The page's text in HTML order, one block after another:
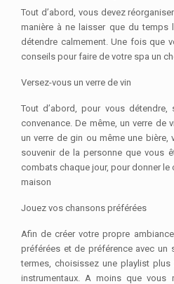
Tout d’abord, vous devez
manière à ne laisser que du
détendre calmement. Une fois que
conseils pour faire de votre spa un
Versez-vous un verre de vin
Tout d’abord, pour vous détendre,
convenance. De même, un verre de
un verre de gin ou même une
souvenir de la personne que vous
combats chaque jour, pour donner le
maison
Jouez vos chansons préférées
Afin de créer votre propre
préférées et de préférence avec un
termes, choisissez une playlist
instrumentaux. A moins que vous